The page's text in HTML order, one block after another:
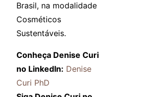
Brasil, na modalidade
Cosméticos
Sustentáveis.
Conheça Denise Curi
no LinkedIn: Denise
Curi PhD